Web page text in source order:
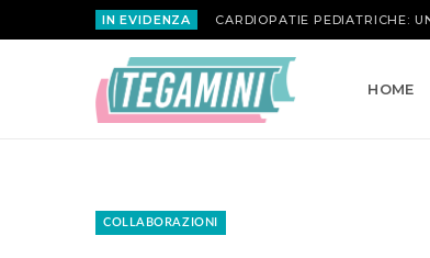
IN EVIDENZA MARIA ATTANASIO | LA ROSA
HOME
COLLABORAZIONI